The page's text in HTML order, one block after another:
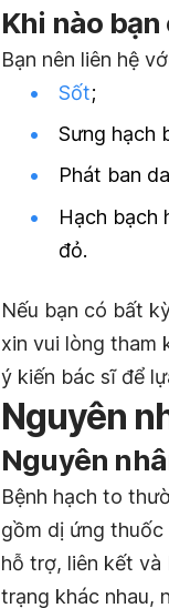
Khi nào
Bạn nên liên hệ
Sốt;
Sưng hạch
Phát ban
Hạch bạch
đỏ.
Nếu bạn có bất
xin vui lòng tham
ý kiến bác sĩ để
Nguyên
Nguyên
Bệnh hạch to
gồm dị ứng
hỗ trợ, liên kết và
trạng khác nhau,